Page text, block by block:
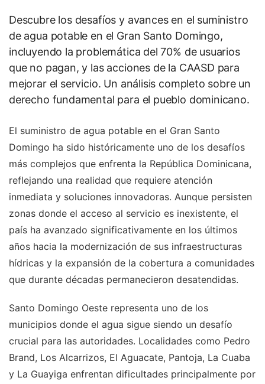
Descubre los desafíos y avances en el suministro
de agua potable en el Gran Santo Domingo,
incluyendo la problemática del 70% de usuarios
que no pagan, y las acciones de la CAASD para
mejorar el servicio. Un análisis completo sobre un
derecho fundamental para el pueblo dominicano.
El suministro de agua potable en el Gran Santo
Domingo ha sido históricamente uno de los desafíos
más complejos que enfrenta la República Dominicana,
reflejando una realidad que requiere atención
inmediata y soluciones innovadoras. Aunque persisten
zonas donde el acceso al servicio es inexistente, el
país ha avanzado significativamente en los últimos
años hacia la modernización de sus infraestructuras
hídricas y la expansión de la cobertura a comunidades
que durante décadas permanecieron desatendidas.
Santo Domingo Oeste representa uno de los
municipios donde el agua sigue siendo un desafío
crucial para las autoridades. Localidades como Pedro
Brand, Los Alcarrizos, El Aguacate, Pantoja, La Cuaba
y La Guayiga enfrentan dificultades principalmente por